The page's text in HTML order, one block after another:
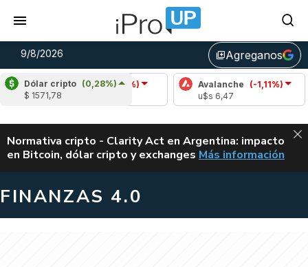
9/8/2026 library_addAgreganos
Dólar cripto (0,28%)
$ 1571,78
Cardano (-1,41%)
u$s 0,20
Avalanche (-1,11%)
ALERTA
Normativa cripto - Clarity Act en Argentina: impacto
en Bitcoin, dólar cripto y exchanges CLARITY ACT EN
Más información
FINANZAS 4.0